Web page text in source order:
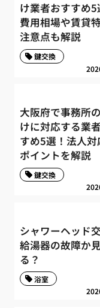
け業者おすすめ5
費用相場や賃貸
注意点も解説
鍵交換
大阪府で事務所
けに対応する業
すめ5選！法人対
ポイントを解説
鍵交換
シャワーヘッド
給湯器の故障か
る？
浴室